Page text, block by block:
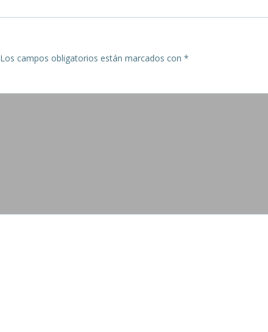
entradas
Los campos obligatorios están marcados con *